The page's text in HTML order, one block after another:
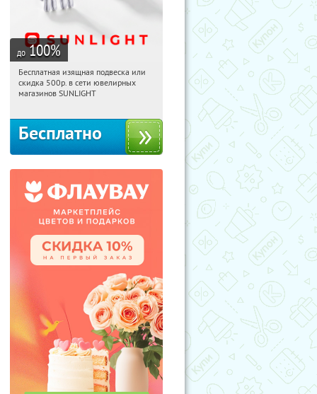
до 100%
06:00:49 Получили:
Россия
Бесплатная изящная подвеска или
скидка 500р. в сети ювелирных
магазинов SUNLIGHT
Бесплатно